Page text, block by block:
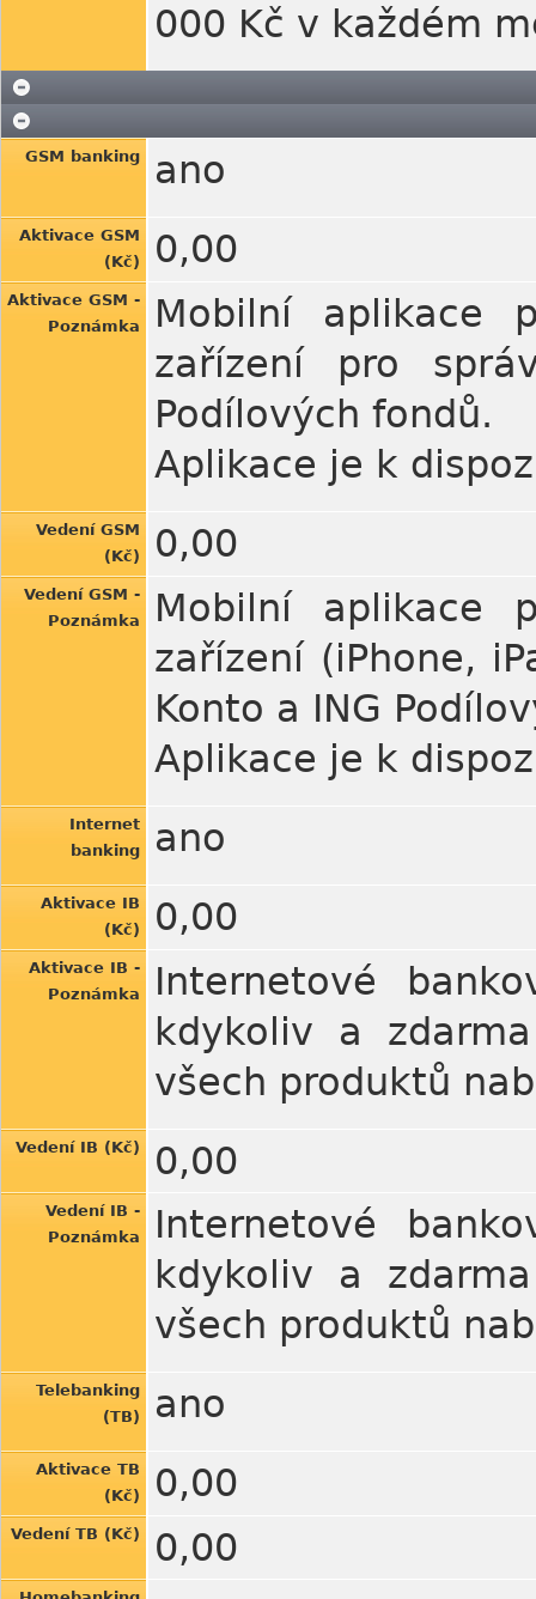
000 Kč v každém
GSM banking ano
Aktivace GSM
(Kč)
0,00
Aktivace GSM -
Poznámka
Mobilní aplikace
zařízení pro
Podílových fondů.
Aplikace je k
Vedení GSM
(Kč)
0,00
Vedení GSM -
Poznámka
Mobilní aplikace
zařízení (iPhone,
Konto a ING
Aplikace je k
Internet
banking
ano
Aktivace IB
(Kč)
0,00
Aktivace IB -
Poznámka
Internetové
kdykoliv a
všech produktů
Vedení IB (Kč) 0,00
Vedení IB -
Poznámka
Internetové
kdykoliv a
všech produktů
Telebanking
(TB)
ano
Aktivace TB
(Kč)
0,00
Vedení TB (Kč) 0,00